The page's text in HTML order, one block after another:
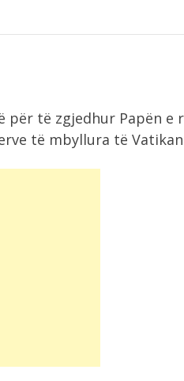
për të zgjedhur Papën e
të mbyllura të